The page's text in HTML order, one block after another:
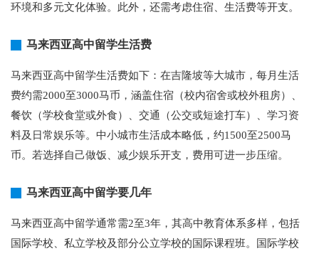
环境和多元文化体验。此外，还需考虑住宿、生活费等开支。
马来西亚高中留学生活费
马来西亚高中留学生活费如下：在吉隆坡等大城市，每月生活
费约需2000至3000马币，涵盖住宿（校内宿舍或校外租房）、
餐饮（学校食堂或外食）、交通（公交或短途打车）、学习资
料及日常娱乐等。中小城市生活成本略低，约1500至2500马
币。若选择自己做饭、减少娱乐开支，费用可进一步压缩。
马来西亚高中留学要几年
马来西亚高中留学通常需2至3年，其高中教育体系多样，包括
国际学校、私立学校及部分公立学校的国际课程班。国际学校